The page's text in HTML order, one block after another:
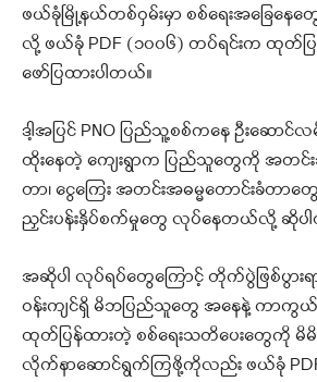
ဖယ်ခုံမြို့နယ်တစ်ဝှမ်းမှာ စစ်ရေးအခြေနေ
လို့ ဖယ်ခုံ PDF (၁၀၀၆) တပ်ရင်းက ထုတ်ပ
ဖော်ပြထားပါတယ်။
ဒါ့အပြင် PNO ပြည်သူ့စစ်ကနေ ဦးဆောင်လမ်
ထိုးနေတဲ့ ကျေးရွာက ပြည်သူတွေကို အတင်
တာ၊ ငွေကြေး အတင်းအဓမ္မတောင်းခံတာ
ညှင်းပန်းနှိပ်စက်မှုတွေ လုပ်နေတယ်လို့ ဆိုပ
အဆိုပါ လုပ်ရပ်တွေကြောင့် တိုက်ပွဲဖြစ်ပွားရ
ဝန်းကျင်ရှိ မိဘပြည်သူတွေ အနေနဲ့ ကာကွ
ထုတ်ပြန်ထားတဲ့ စစ်ရေးသတိပေးတွေကို
လိုက်နာဆောင်ရွက်ကြဖို့ကိုလည်း ဖယ်ခုံ